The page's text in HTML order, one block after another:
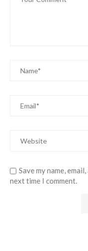
Save my name,
next time I comment.